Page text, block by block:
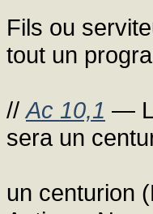
Fils ou
tout un
//Ac 10,1 —
sera un
un centurion